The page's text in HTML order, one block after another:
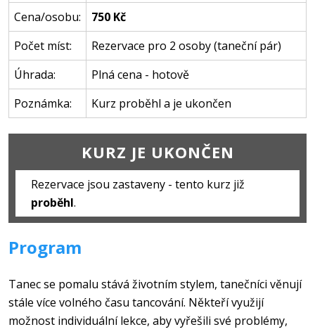
Cena/osobu:
750 Kč
Počet míst:
Rezervace pro 2 osoby (taneční pár)
Úhrada:
Plná cena - hotově
Poznámka:
Kurz proběhl a je ukončen
KURZ JE UKONČEN
Rezervace jsou zastaveny - tento kurz již
proběhl.
Program
Tanec se pomalu stává životním stylem, tanečníci věnují
stále více volného času tancování. Někteří využijí
možnost individuální lekce, aby vyřešili své problémy,